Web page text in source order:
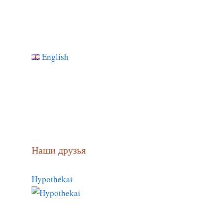
English
Наши друзья
Hypothekai